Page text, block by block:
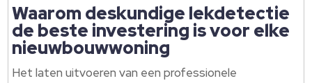
Waarom deskundige lekdetectie
de beste investering is voor elke
nieuwbouwwoning
Het laten uitvoeren van een professionele